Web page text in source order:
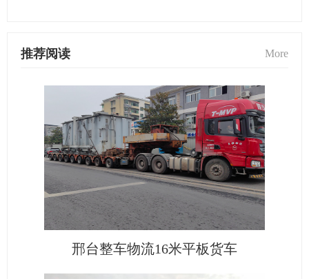
推荐阅读 More
邢台整车物流16米平板货车